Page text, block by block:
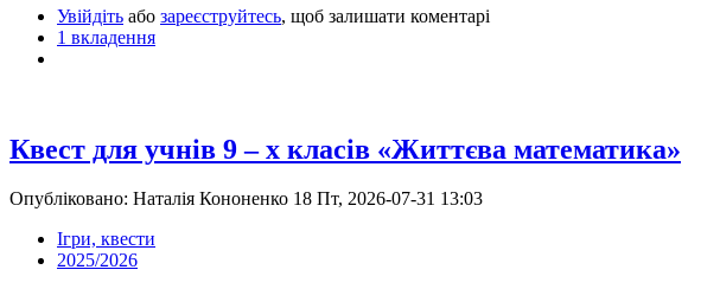
Увійдіть або зареєструйтесь, щоб залишати коментарі
1 вкладення
Квест для учнів 9 – х класів «Життєва математика»
Опубліковано: Наталія Кононенко 18 Пт, 2026-07-31 13:03
Ігри, квести
2025/2026